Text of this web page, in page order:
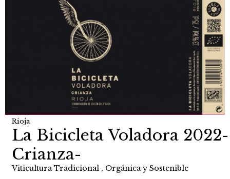
Rioja
La Bicicleta Voladora 2022-
Crianza-
Viticultura Tradicional , Orgánica y Sostenible